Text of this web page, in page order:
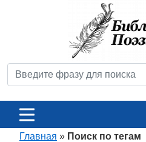
Главная » Поиск по тегам